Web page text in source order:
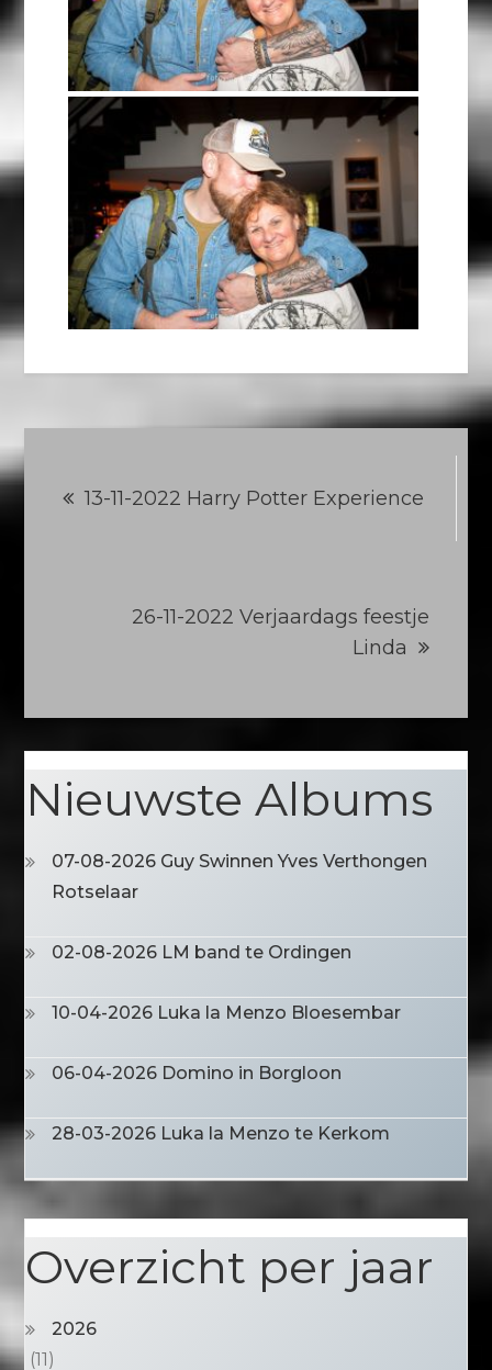
13-11-2022 Harry Potter Experience
26-11-2022 Verjaardags feestje
Linda
Nieuwste Albums
07-08-2026 Guy Swinnen Yves Verthongen
Rotselaar
02-08-2026 LM band te Ordingen
10-04-2026 Luka la Menzo Bloesembar
06-04-2026 Domino in Borgloon
28-03-2026 Luka la Menzo te Kerkom
Overzicht per jaar
2026
(11)